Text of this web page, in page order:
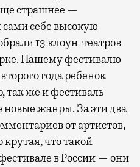
страшнее —
себе высокую
13 клоун-театров
Нашему фестивалю
года ребенок
так же и фестиваль
новые жанры. За эти два
от артистов,
крутая, что такой
в России — они